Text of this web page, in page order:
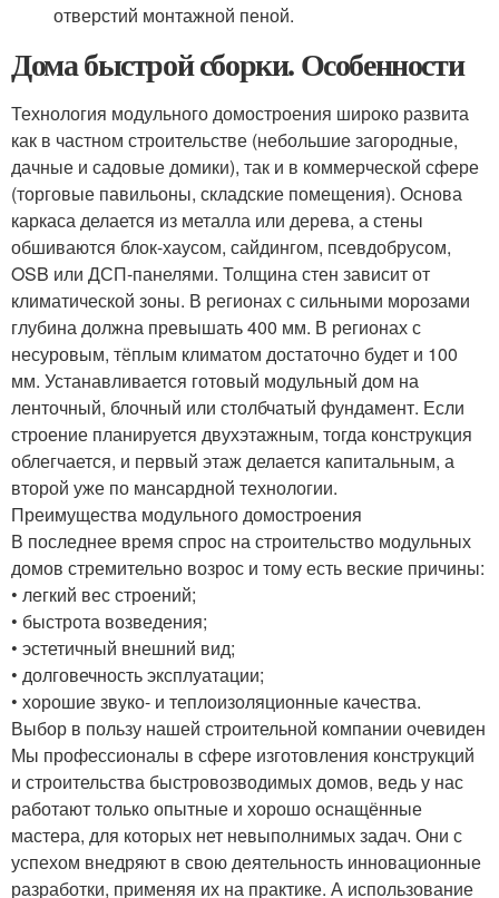
отверстий монтажной пеной.
Дома быстрой сборки. Особенности
Технология модульного домостроения широко развита
как в частном строительстве (небольшие загородные,
дачные и садовые домики), так и в коммерческой сфере
(торговые павильоны, складские помещения). Основа
каркаса делается из металла или дерева, а стены
обшиваются блок-хаусом, сайдингом, псевдобрусом,
OSB или ДСП-панелями. Толщина стен зависит от
климатической зоны. В регионах с сильными морозами
глубина должна превышать 400 мм. В регионах с
несуровым, тёплым климатом достаточно будет и 100
мм. Устанавливается готовый модульный дом на
ленточный, блочный или столбчатый фундамент. Если
строение планируется двухэтажным, тогда конструкция
облегчается, и первый этаж делается капитальным, а
второй уже по мансардной технологии.
Преимущества модульного домостроения
В последнее время спрос на строительство модульных
домов стремительно возрос и тому есть веские причины:
• легкий вес строений;
• быстрота возведения;
• эстетичный внешний вид;
• долговечность эксплуатации;
• хорошие звуко- и теплоизоляционные качества.
Выбор в пользу нашей строительной компании очевиден
Мы профессионалы в сфере изготовления конструкций
и строительства быстровозводимых домов, ведь у нас
работают только опытные и хорошо оснащённые
мастера, для которых нет невыполнимых задач. Они с
успехом внедряют в свою деятельность инновационные
разработки, применяя их на практике. А использование